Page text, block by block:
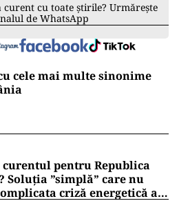
curent cu toate știrile? Urmărește
de WhatsApp
cele mai multe sinonime
curentul pentru Republica
Soluția ”simplă” care nu
criză energetică a